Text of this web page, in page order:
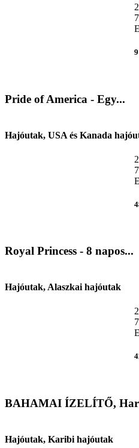
Pride of America - Egy...
Hajóutak, USA és Kanada
Royal Princess - 8 napos...
Hajóutak, Alaszkai hajóutak
BAHAMAI ÍZELÍTŐ,
Hajóutak, Karibi hajóutak